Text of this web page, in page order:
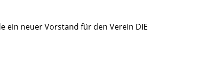
ein neuer Vorstand für den Verein DIE